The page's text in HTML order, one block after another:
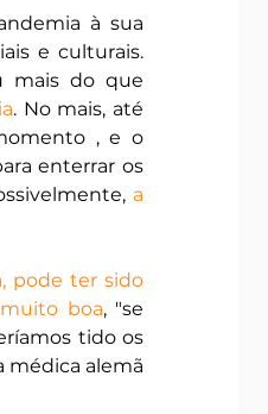
à sua
e culturais.
mais do que
. No mais, até
, e o
enterrar os
a
pode ter sido
boa, "se
tido os
médica alemã